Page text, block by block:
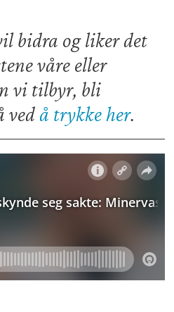
bidra og liker det
våre eller
vi tilbyr, bli
ved å trykke her.